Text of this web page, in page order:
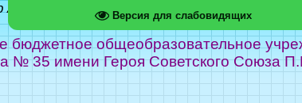
Версия для слабовидящих
бюджетное общеобразовательное
№ 35 имени Героя Советского Союза